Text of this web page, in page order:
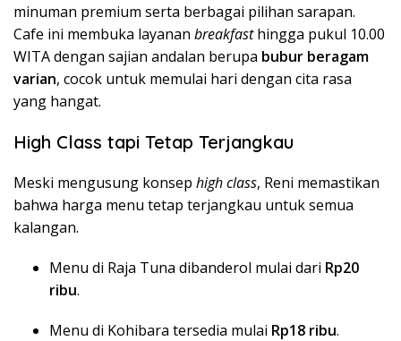
minuman premium serta berbagai pilihan sarapan.
Cafe ini membuka layanan breakfasthingga pukul 10.00
WITA dengan sajian andalan berupa bubur beragam
varian, cocok untuk memulai hari dengan cita rasa
yang hangat.
High Class tapi Tetap Terjangkau
Meski mengusung konsep high class, Reni memastikan
bahwa harga menu tetap terjangkau untuk semua
kalangan.
Menu di Raja Tuna dibanderol mulai dari Rp20
ribu.
Menu di Kohibara tersedia mulai Rp18 ribu.